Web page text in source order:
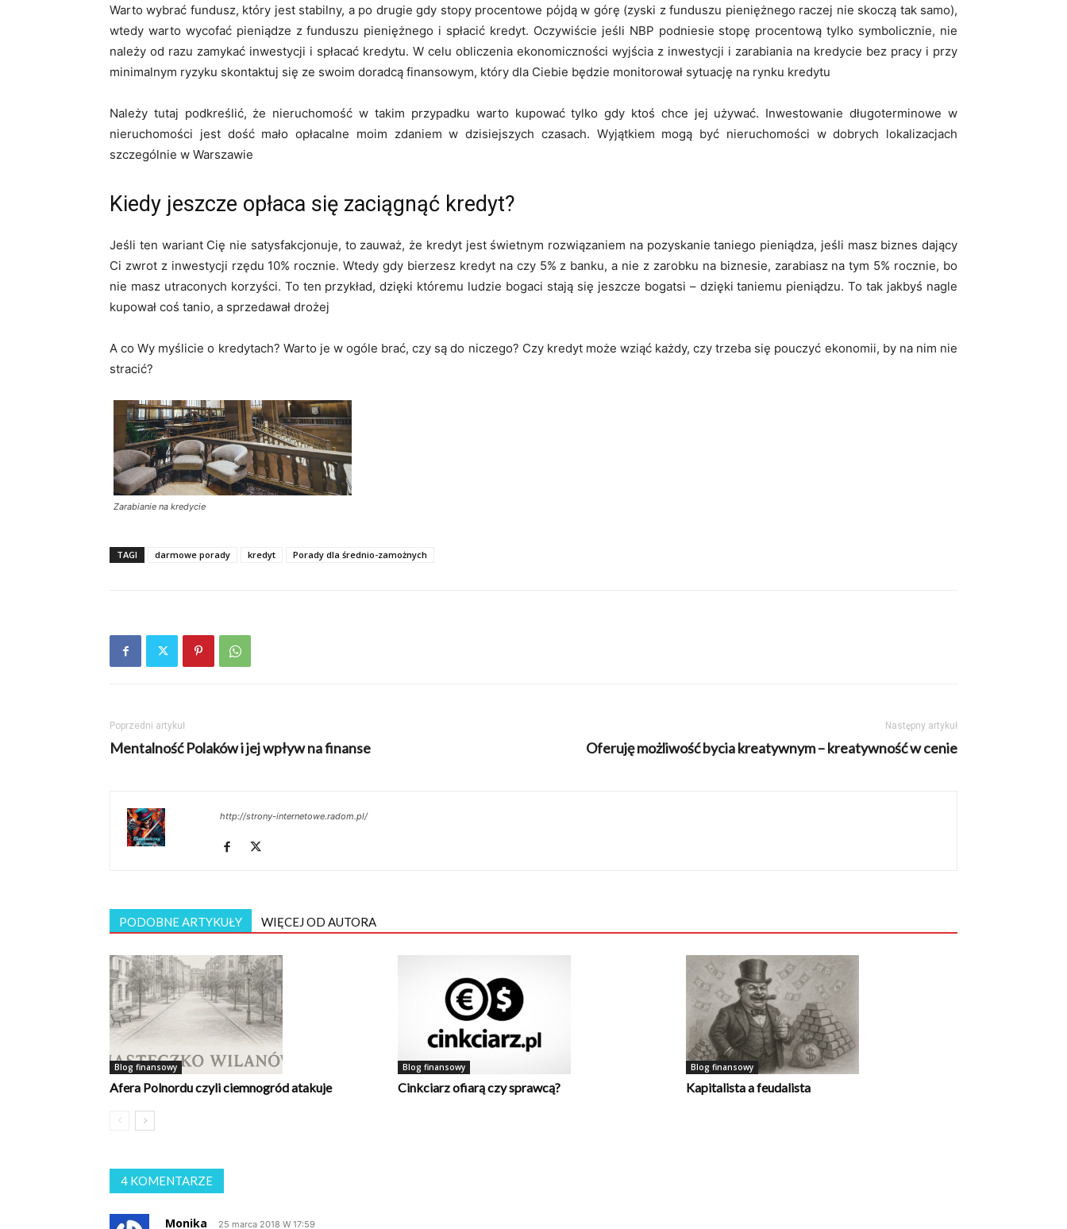
Warto wybrać fundusz, który jest stabilny, a po drugie gdy stopy procentowe pójdą w górę (zyski z funduszu pieniężnego raczej nie skoczą tak samo),
wtedy warto wycofać pieniądze z funduszu pieniężnego i spłacić kredyt. Oczywiście jeśli NBP podniesie stopę procentową tylko symbolicznie, nie
należy od razu zamykać inwestycji i spłacać kredytu. W celu obliczenia ekonomiczności wyjścia z inwestycji i zarabiania na kredycie bez pracy i przy
minimalnym ryzyku skontaktuj się ze swoim doradcą finansowym, który dla Ciebie będzie monitorował sytuację na rynku kredytu
Należy tutaj podkreślić, że nieruchomość w takim przypadku warto kupować tylko gdy ktoś chce jej używać. Inwestowanie długoterminowe w
nieruchomości jest dość mało opłacalne moim zdaniem w dzisiejszych czasach. Wyjątkiem mogą być nieruchomości w dobrych lokalizacjach
szczególnie w Warszawie
Kiedy jeszcze opłaca się zaciągnąć kredyt?
Jeśli ten wariant Cię nie satysfakcjonuje, to zauważ, że kredyt jest świetnym rozwiązaniem na pozyskanie taniego pieniądza, jeśli masz biznes dający
Ci zwrot z inwestycji rzędu 10% rocznie. Wtedy gdy bierzesz kredyt na czy 5% z banku, a nie z zarobku na biznesie, zarabiasz na tym 5% rocznie, bo
nie masz utraconych korzyści. To ten przykład, dzięki któremu ludzie bogaci stają się jeszcze bogatsi – dzięki taniemu pieniądzu. To tak jakbyś nagle
kupował coś tanio, a sprzedawał drożej
A co Wy myślicie o kredytach? Warto je w ogóle brać, czy są do niczego? Czy kredyt może wziąć każdy, czy trzeba się pouczyć ekonomii, by na nim nie
stracić?
Zarabianie na kredycie
TAGI darmowe porady kredyt Porady dla średnio-zamożnych
Poprzedni artykuł
Mentalność Polaków i jej wpływ na finanse
Następny artykuł
Oferuję możliwość bycia kreatywnym – kreatywność w cenie
http://strony-internetowe.radom.pl/
PODOBNE ARTYKUŁY WIĘCEJ OD AUTORA
Blog finansowy
Afera Polnordu czyli ciemnogród atakuje
Blog finansowy
Cinkciarz ofiarą czy sprawcą?
Blog finansowy
Kapitalista a feudalista
4 KOMENTARZE
Monika 25 marca 2018 W 17:59